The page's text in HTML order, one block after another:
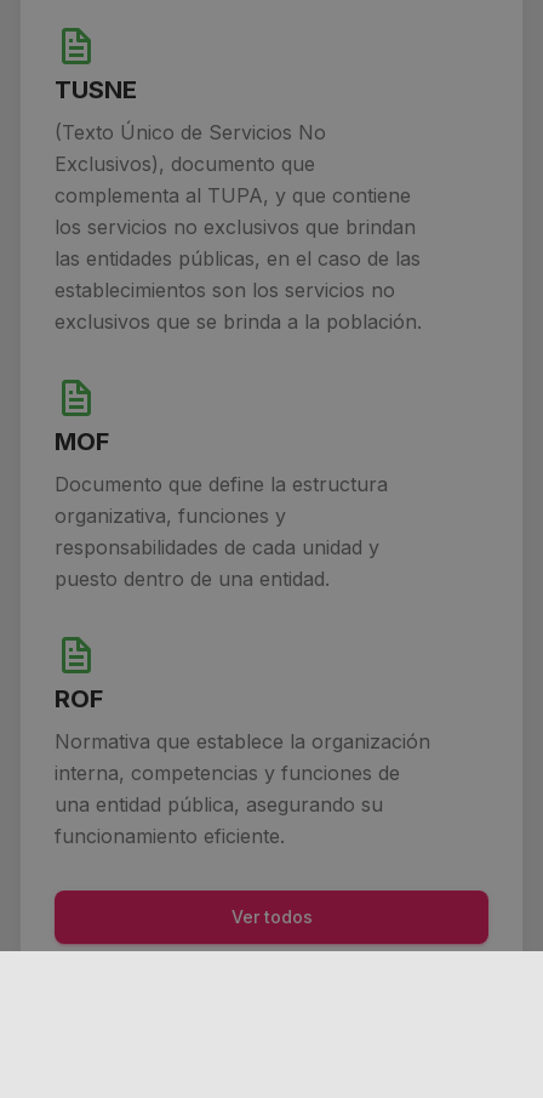
TUSNE
(Texto Único de Servicios No
Exclusivos), documento que
complementa al TUPA, y que contiene
los servicios no exclusivos que brindan
las entidades públicas, en el caso de las
establecimientos son los servicios no
exclusivos que se brinda a la población.
MOF
Documento que define la estructura
organizativa, funciones y
responsabilidades de cada unidad y
puesto dentro de una entidad.
ROF
Normativa que establece la organización
interna, competencias y funciones de
una entidad pública, asegurando su
funcionamiento eficiente.
Ver todos